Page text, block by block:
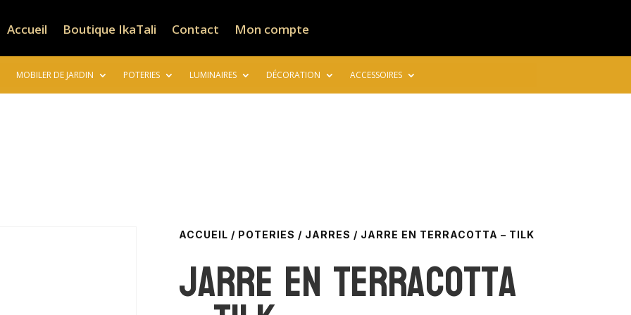
Accueil Boutique IkaTali Contact Mon compte
MOBILER DE JARDIN POTERIES LUMINAIRES DÉCORATION ACCESSOIRES
ACCUEIL / POTERIES / JARRES / JARRE EN TERRACOTTA – TILK
Jarre en terracotta